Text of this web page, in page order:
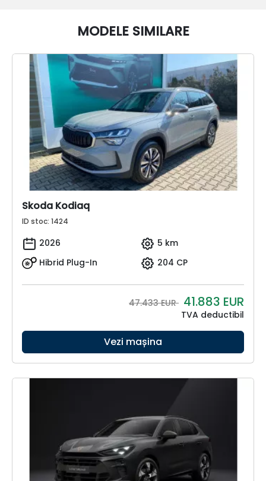
MODELE SIMILARE
Skoda Kodiaq
ID stoc: 1424
2026
5 km
Hibrid Plug-In
204 CP
47.433 EUR 41.883 EUR
TVA deductibil
Vezi mașina